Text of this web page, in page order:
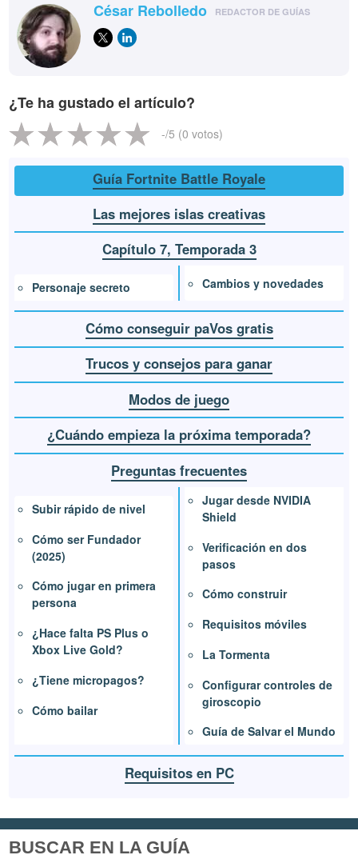
César Rebolledo REDACTOR DE GUÍAS
¿Te ha gustado el artículo?
-/5 (0 votos)
Guía Fortnite Battle Royale
Las mejores islas creativas
Capítulo 7, Temporada 3
Personaje secreto Cambios y novedades
Cómo conseguir paVos gratis
Trucos y consejos para ganar
Modos de juego
¿Cuándo empieza la próxima temporada?
Preguntas frecuentes
Subir rápido de nivel
Cómo ser Fundador
(2025)
Cómo jugar en primera
persona
¿Hace falta PS Plus o
Xbox Live Gold?
¿Tiene micropagos?
Cómo bailar
Jugar desde NVIDIA
Shield
Verificación en dos
pasos
Cómo construir
Requisitos móviles
La Tormenta
Configurar controles de
giroscopio
Guía de Salvar el Mundo
Requisitos en PC
BUSCAR EN LA GUÍA